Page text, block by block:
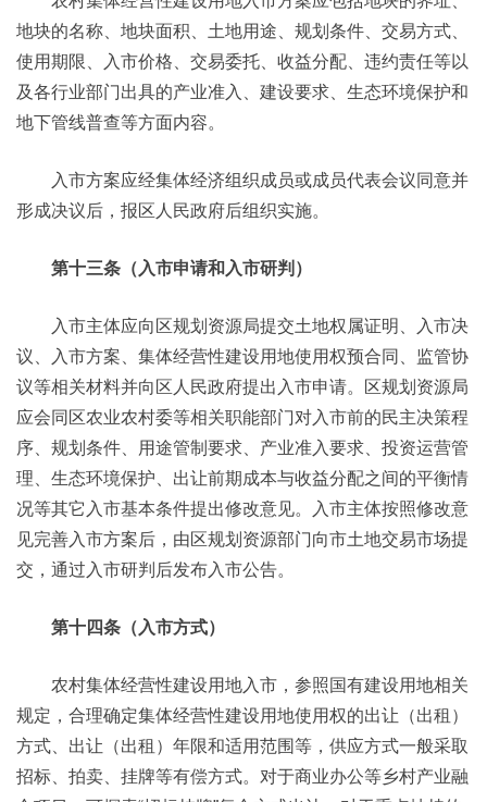
地块的名称、地块面积、土地用途、规划条件、交易方式、
使用期限、入市价格、交易委托、收益分配、违约责任等以
及各行业部门出具的产业准入、建设要求、生态环境保护和
地下管线普查等方面内容。
入市方案应经集体经济组织成员或成员代表会议同意并
形成决议后，报区人民政府后组织实施。
第十三条（入市申请和入市研判）
入市主体应向区规划资源局提交土地权属证明、入市决
议、入市方案、集体经营性建设用地使用权预合同、监管协
议等相关材料并向区人民政府提出入市申请。区规划资源局
应会同区农业农村委等相关职能部门对入市前的民主决策程
序、规划条件、用途管制要求、产业准入要求、投资运营管
理、生态环境保护、出让前期成本与收益分配之间的平衡情
况等其它入市基本条件提出修改意见。入市主体按照修改意
见完善入市方案后，由区规划资源部门向市土地交易市场提
交，通过入市研判后发布入市公告。
第十四条（入市方式）
农村集体经营性建设用地入市，参照国有建设用地相关
规定，合理确定集体经营性建设用地使用权的出让（出租）
方式、出让（出租）年限和适用范围等，供应方式一般采取
招标、拍卖、挂牌等有偿方式。对于商业办公等乡村产业融